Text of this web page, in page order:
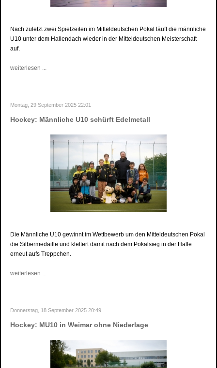
Nach zuletzt zwei Spielzeiten im Mitteldeutschen Pokal läuft die männliche
U10 unter dem Hallendach wieder in der Mitteldeutschen Meisterschaft
auf.
weiterlesen ...
Montag, 29 September 2025 22:01
Hockey: Männliche U10 schürft Edelmetall
Die Männliche U10 gewinnt im Wettbewerb um den Mitteldeutschen Pokal
die Silbermedaille und klettert damit nach dem Pokalsieg in der Halle
erneut aufs Treppchen.
weiterlesen ...
Donnerstag, 18 September 2025 20:49
Hockey: MU10 in Weimar ohne Niederlage